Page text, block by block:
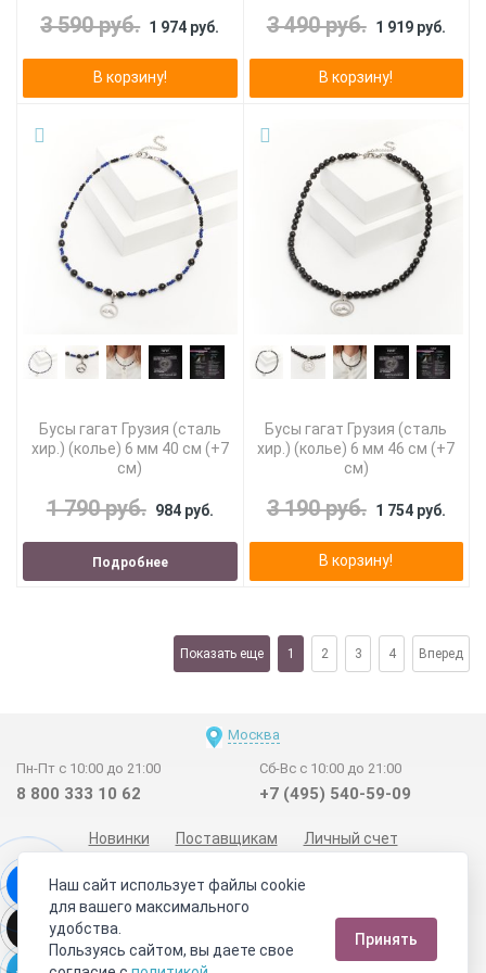
3 590 руб. 1 974 руб.
В корзину!
3 490 руб. 1 919 руб.
В корзину!
Бусы гагат Грузия (сталь
хир.) (колье) 6 мм 40 см (+7
см)
1 790 руб. 984 руб.
Подробнее
Бусы гагат Грузия (сталь
хир.) (колье) 6 мм 46 см (+7
см)
3 190 руб. 1 754 руб.
В корзину!
Показать еще 1 2 3 4 Вперед
Москва
Пн-Пт с 10:00 до 21:00
8 800 333 10 62
Сб-Вс с 10:00 до 21:00
+7 (495) 540-59-09
Новинки Поставщикам
Личный счет
Отзывы покупателей
Сертификаты
Обратная связь
СОУТ
Телеграм
Max
Наш сайт использует файлы cookie
для вашего максимального
удобства.
Пользуясь сайтом, вы даете свое
Принять